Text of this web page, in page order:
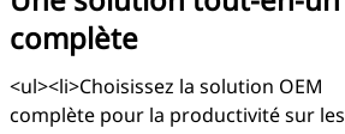
complète
<ul><li>Choisissez la solution OEM
complète pour la productivité sur les